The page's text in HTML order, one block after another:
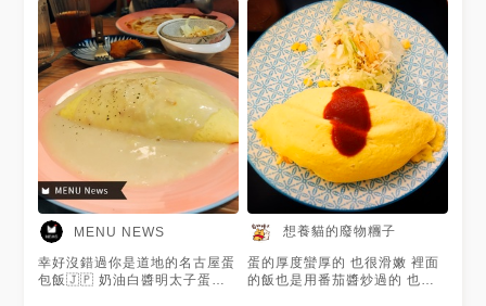
+玉米+和風醬）、炸物（印象
中是炸雞、炸魚任選）和甜點
（應該是冰淇淋、奶酪任選）
我點了菜單上的「老饕必點組
合」，也就是牛汁蛋包飯套餐
牛汁非常充足，蛋和飯的表現也
很不錯 炸魚好吃且十分有飽足
感 但我認為這間店的本體其實
是冰淇淋，有很香的奶味而且不
會太甜，好希望能單點冰淇淋
啊！ *貼心小提醒：本店酌收
10%服務費
MENU NEWS
幸好沒錯過你是道地的名古屋蛋
包飯🇯🇵 奶油白醬明太子蛋包
想養貓的廢物糰子
蛋的厚度蠻厚的 也很滑嫩 裡面
的飯也是用番茄醬炒過的 也有